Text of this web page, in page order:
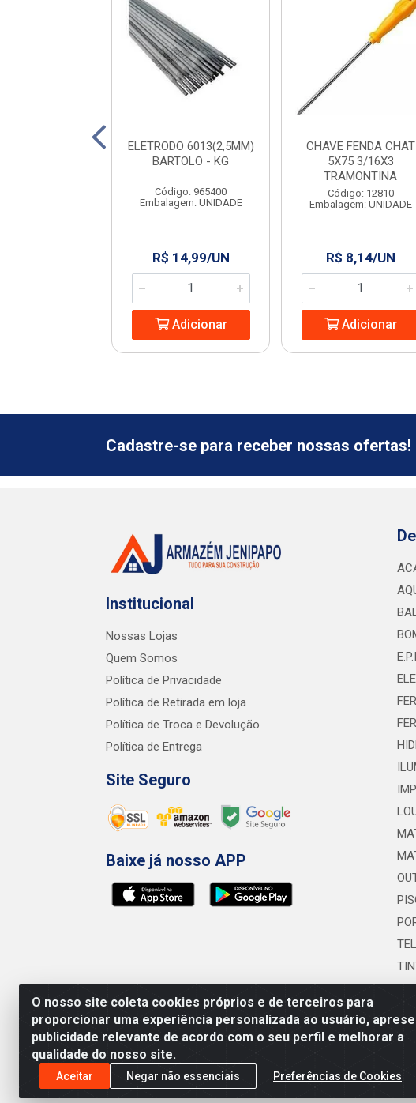
ELETRODO 6013(2,5MM)
BARTOLO - KG
Código: 965400
Embalagem: UNIDADE
R$ 14,99/UN
Adicionar
CHAVE FENDA CHAT
5X75 3/16X3
TRAMONTINA
Código: 12810
Embalagem: UNIDADE
R$ 8,14/UN
Adicionar
O nosso site coleta cookies próprios e de terceiros para
proporcionar uma experiência personalizada ao usuário,
publicidade relevante de acordo com o seu perfil e melhorar a
qualidade do nosso site.
Aceitar Negar não essenciais Preferências de Cookies
Cadastre-se para receber nossas ofertas!
Institucional
Nossas Lojas
Quem Somos
Política de Privacidade
Política de Retirada em loja
Política de Troca e Devolução
Política de Entrega
Site Seguro
Baixe já nosso APP
Preços, promoções, condições de pagamento e frete
será válido o preço que for exibido no carrinho de